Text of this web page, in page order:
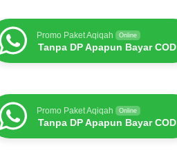
Promo Paket Aqiqah Online
Tanpa DP Apapun Bayar COD
Promo Paket Aqiqah Online
Tanpa DP Apapun Bayar COD